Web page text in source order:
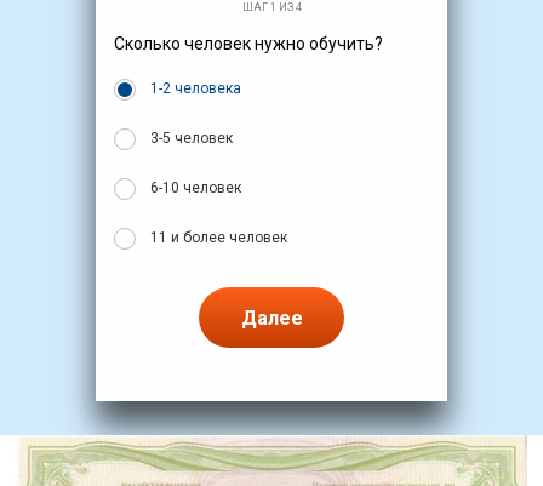
ШАГ 1 ИЗ 4
Сколько человек нужно обучить?
1-2 человека
3-5 человек
6-10 человек
11 и более человек
Далее